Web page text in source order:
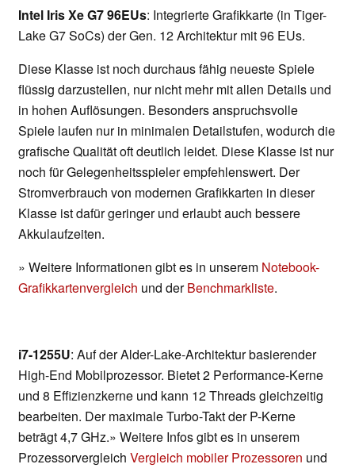
Intel Iris Xe G7 96EUs: Integrierte Grafikkarte (in Tiger-
Lake G7 SoCs) der Gen. 12 Architektur mit 96 EUs.
Diese Klasse ist noch durchaus fähig neueste Spiele
flüssig darzustellen, nur nicht mehr mit allen Details und
in hohen Auflösungen. Besonders anspruchsvolle
Spiele laufen nur in minimalen Detailstufen, wodurch die
grafische Qualität oft deutlich leidet. Diese Klasse ist nur
noch für Gelegenheitsspieler empfehlenswert. Der
Stromverbrauch von modernen Grafikkarten in dieser
Klasse ist dafür geringer und erlaubt auch bessere
Akkulaufzeiten.
» Weitere Informationen gibt es in unserem Notebook-
Grafikkartenvergleich und derBenchmarkliste.
i7-1255U: Auf der Alder-Lake-Architektur basierender
High-End Mobilprozessor. Bietet 2 Performance-Kerne
und 8 Effizienzkerne und kann 12 Threads gleichzeitig
bearbeiten. Der maximale Turbo-Takt der P-Kerne
beträgt 4,7 GHz.» Weitere Infos gibt es in unserem
Prozessorvergleich Vergleich mobiler Prozessoren und